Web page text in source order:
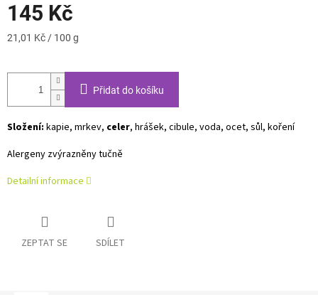
145 Kč
Měrná
21,01 Kč / 100 g
Přidat do košíku
Složení: kapie, mrkev, celer, hrášek, cibule, voda, ocet, sůl, koření
Alergeny zvýrazněny tučně
Detailní informace
ZEPTAT SE SDÍLET